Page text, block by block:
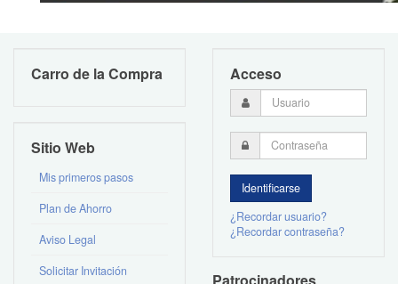
Carro de la Compra
Sitio Web
Mis primeros pasos
Plan de Ahorro
Aviso Legal
Solicitar Invitación
Acceso
¿Recordar usuario?
¿Recordar contraseña?